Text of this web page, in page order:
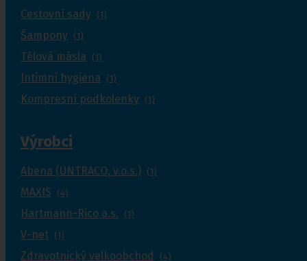
Cestovní sady (1)
Šampony (1)
Tělová másla (1)
Intimní hygiena (1)
Kompresní podkolenky (1)
Výrobci
Abena (UNTRACO, v.o.s.) (1)
MAXIS (4)
Hartmann-Rico a.s. (1)
V-net (1)
Zdravotnický velkoobchod (4)